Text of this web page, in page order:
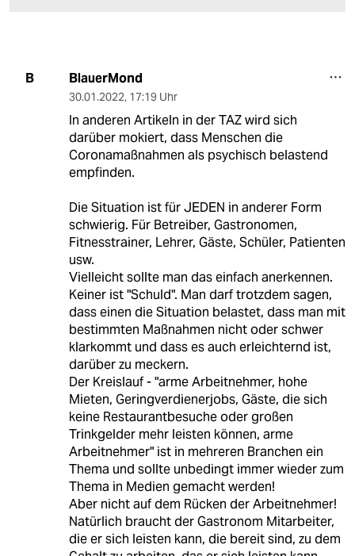
B BlauerMond
30.01.2022, 17:19 Uhr
In anderen Artikeln in der TAZ wird sich
darüber mokiert, dass Menschen die
Coronamaßnahmen als psychisch belastend
empfinden.
Die Situation ist für JEDEN in anderer Form
schwierig. Für Betreiber, Gastronomen,
Fitnesstrainer, Lehrer, Gäste, Schüler, Patienten
usw.
Vielleicht sollte man das einfach anerkennen.
Keiner ist "Schuld". Man darf trotzdem sagen,
dass einen die Situation belastet, dass man mit
bestimmten Maßnahmen nicht oder schwer
klarkommt und dass es auch erleichternd ist,
darüber zu meckern.
Der Kreislauf - "arme Arbeitnehmer, hohe
Mieten, Geringverdienerjobs, Gäste, die sich
keine Restaurantbesuche oder großen
Trinkgelder mehr leisten können, arme
Arbeitnehmer" ist in mehreren Branchen ein
Thema und sollte unbedingt immer wieder zum
Thema in Medien gemacht werden!
Aber nicht auf dem Rücken der Arbeitnehmer!
Natürlich braucht der Gastronom Mitarbeiter,
die er sich leisten kann, die bereit sind, zu dem